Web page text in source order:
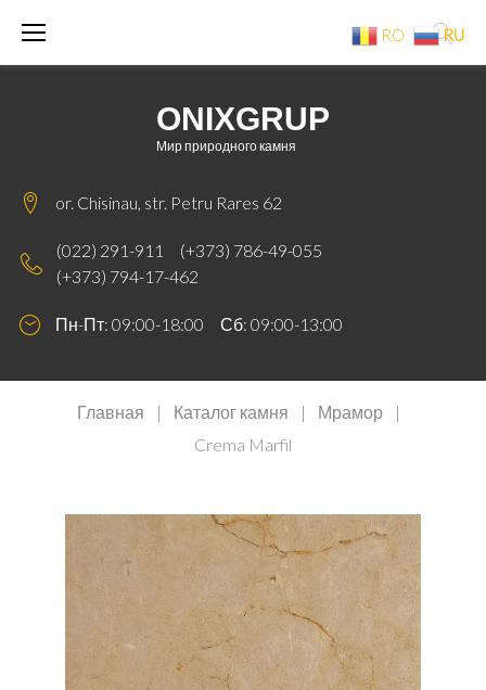
ONIXGRUP
Мир природного камня
or. Chisinau, str. Petru Rares 62
(022) 291-911
(+373) 786-49-055
(+373) 794-17-462
Пн-Пт: 09:00-18:00 Сб: 09:00-13:00
Главная | Каталог камня | Мрамор
|
Crema Marfil
RO RU